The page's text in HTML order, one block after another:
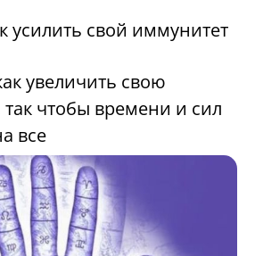
усилить свой иммунитет
увеличить свою
чтобы времени и сил
все